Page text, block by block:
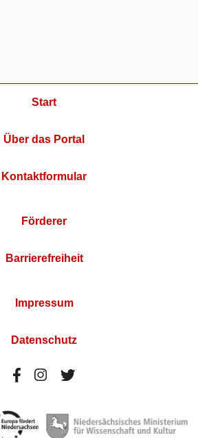
Start
Über das Portal
Kontaktformular
Förderer
Barrierefreiheit
Impressum
Datenschutz